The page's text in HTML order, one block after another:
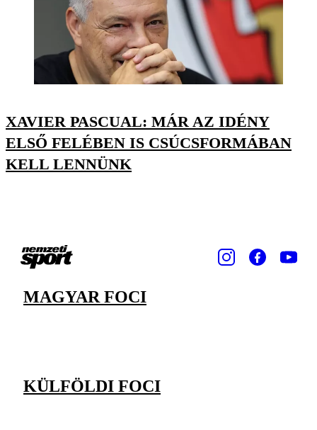
XAVIER PASCUAL: MÁR AZ IDÉNY
ELSŐ FELÉBEN IS CSÚCSFORMÁBAN
KELL LENNÜNK
MAGYAR FOCI
KÜLFÖLDI FOCI